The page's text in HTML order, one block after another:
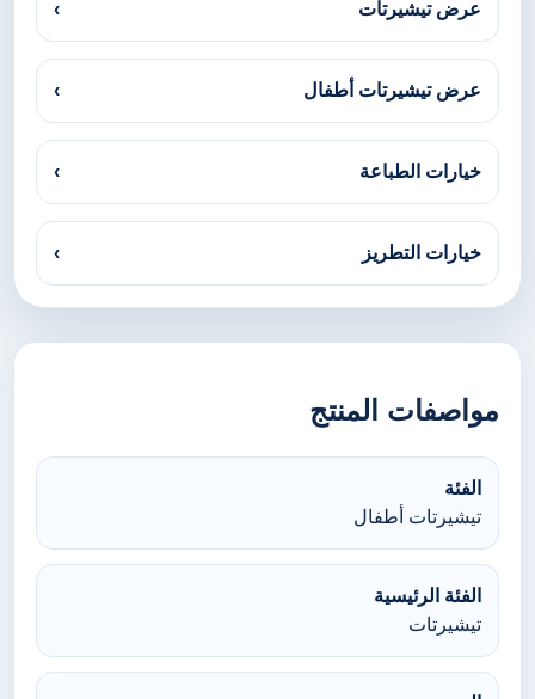
عرض تيشيرتات ›
عرض تيشيرتات أطفال ›
خيارات الطباعة ›
خيارات التطريز ›
مواصفات المنتج
الفئة
تيشيرتات أطفال
الفئة الرئيسية
تيشيرتات